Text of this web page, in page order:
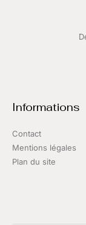
Informations
Contact
Mentions légales
Plan du site